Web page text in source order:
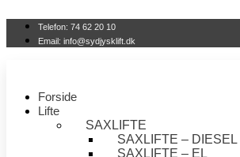
indhold
Telefon: 74 62 20 10
Email: info@sydjysklift.dk
Forside
Lifte
SAXLIFTE
SAXLIFTE – DIESEL
SAXLIFTE – EL